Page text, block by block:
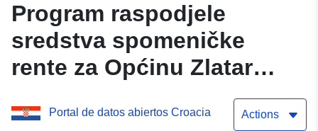
Program raspodjele
sredstva spomeničke
rente za Općinu Zlatar
Portal de datos abiertos Croacia Actions